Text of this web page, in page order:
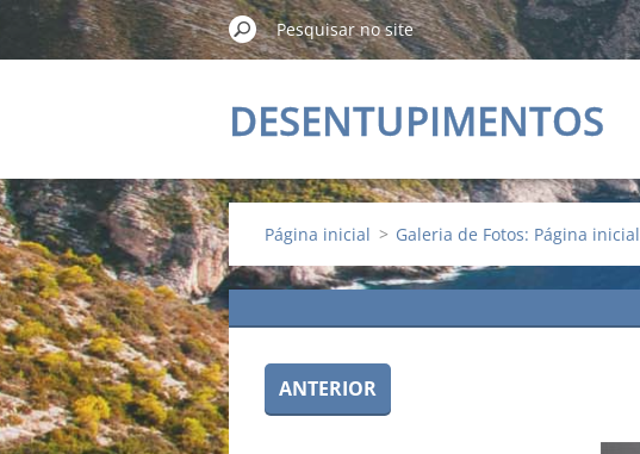
DESENTUPIMENTOS
ALMADA
Página inicial > Galeria de Fotos: Página inicial
ANTERIOR